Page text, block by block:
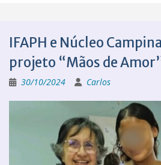
IFAPH e Núcleo
projeto “Mãos de
30/10/2024 Carlos